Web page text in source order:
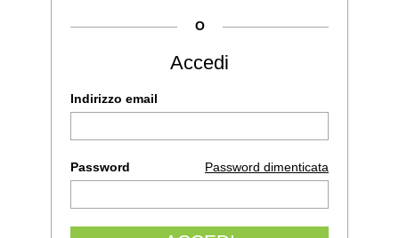
O
Accedi
Indirizzo email
Password Password dimenticata